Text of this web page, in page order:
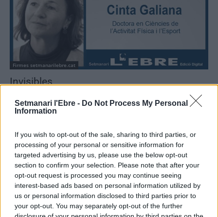
Setmanari l'Ebre - Do Not Process My Personal
Information
If you wish to opt-out of the sale, sharing to third parties, or
processing of your personal or sensitive information for
targeted advertising by us, please use the below opt-out
section to confirm your selection. Please note that after your
opt-out request is processed you may continue seeing
interest-based ads based on personal information utilized by
us or personal information disclosed to third parties prior to
your opt-out. You may separately opt-out of the further
Firmes setmanarilebre.cat
Invisibles
Firmes setmanarilebre.cat
Sumant forces